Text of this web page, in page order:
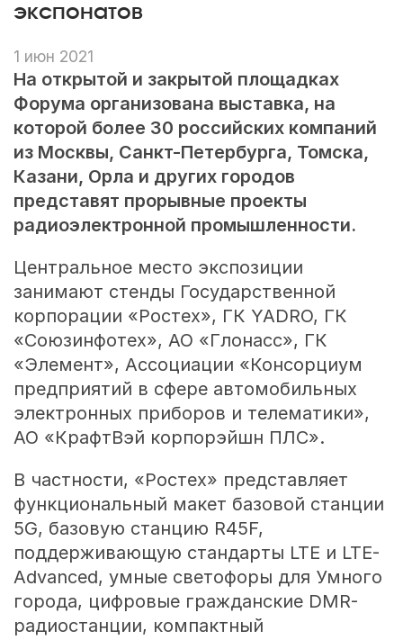
экспонатов
1 июн 2021
На открытой и закрытой площадках
Форума организована выставка, на
которой более 30 российских компаний
из Москвы, Санкт-Петербурга, Томска,
Казани, Орла и других городов
представят прорывные проекты
радиоэлектронной промышленности.
Центральное место экспозиции
занимают стенды Государственной
корпорации «Ростех», ГК YADRO, ГК
«Союзинфотех», АО «Глонасс», ГК
«Элемент», Ассоциации «Консорциум
предприятий в сфере автомобильных
электронных приборов и телематики»,
АО «КрафтВэй корпорэйшн ПЛС».
В частности, «Ростех» представляет
функциональный макет базовой станции
5G, базовую станцию R45F,
поддерживающую стандарты LTE и LTE-
Advanced, умные светофоры для Умного
города, цифровые гражданские DMR-
радиостанции, компактный